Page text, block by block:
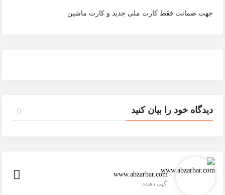
جهت ضمانت فقط کارت ملی جدید و کارت ماشین
دیدگاه خود را بیان کنید
www.abzarbar.com
آگهی دهنده